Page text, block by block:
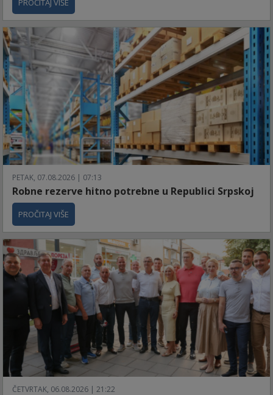
PROČITAJ VIŠE
PETAK, 07.08.2026 | 07:13
Robne rezerve hitno potrebne u Republici Srpskoj
PROČITAJ VIŠE
ČETVRTAK, 06.08.2026 | 21:22